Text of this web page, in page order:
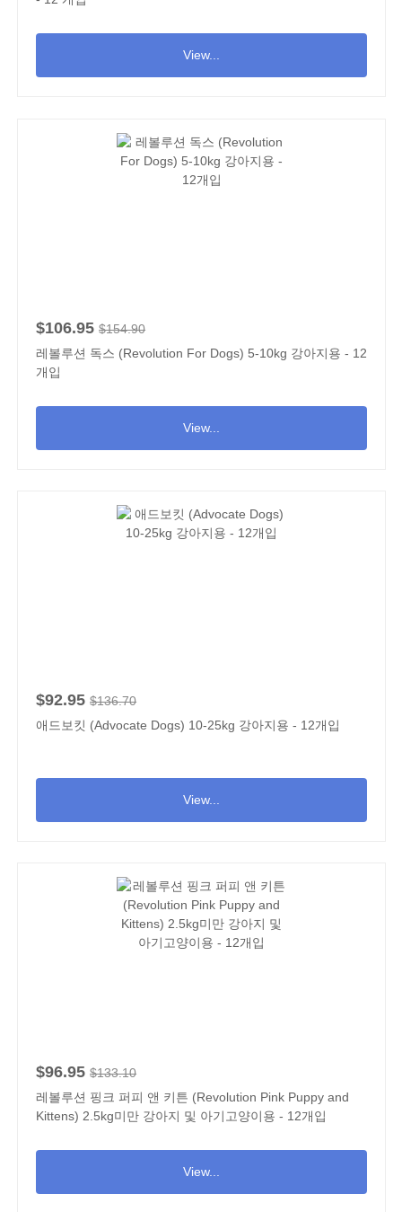
View...
$106.95 $154.90
레볼루션 독스 (Revolution For Dogs) 5-10kg 강아지용 - 12
개입
View...
$92.95 $136.70
애드보킷 (Advocate Dogs) 10-25kg 강아지용 - 12개입
View...
$96.95 $133.10
레볼루션 핑크 퍼피 앤 키튼 (Revolution Pink Puppy and
Kittens) 2.5kg미만 강아지 및 아기고양이용 - 12개입
View...